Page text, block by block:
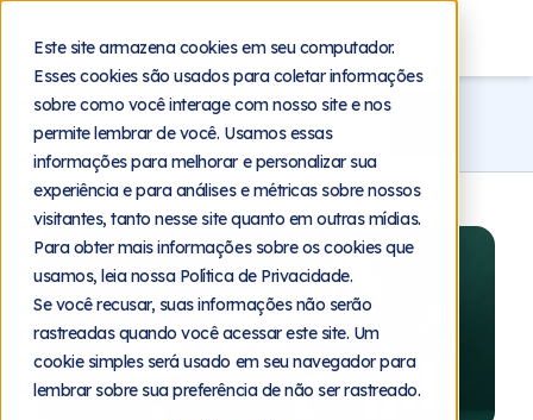
Este site armazena cookies em seu computador.
Esses cookies são usados para coletar informações
sobre como você interage com nosso site e nos
permite lembrar de você. Usamos essas
informações para melhorar e personalizar sua
experiência e para análises e métricas sobre nossos
visitantes, tanto nesse site quanto em outras mídias.
Para obter mais informações sobre os cookies que
usamos, leia nossa Política de Privacidade.
Se você recusar, suas informações não serão
rastreadas quando você acessar este site. Um
cookie simples será usado em seu navegador para
lembrar sobre sua preferência de não ser rastreado.
Blog